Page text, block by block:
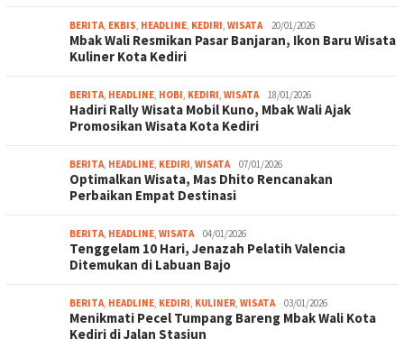
BERITA EKBIS HEADLINE KEDIRI WISATA 20/01/2026
Mbak Wali Resmikan Pasar Banjaran, Ikon Baru Wisata
Kuliner Kota Kediri
BERITA HEADLINE HOBI KEDIRI WISATA 18/01/2026
Hadiri Rally Wisata Mobil Kuno, Mbak Wali Ajak
Promosikan Wisata Kota Kediri
BERITA HEADLINE KEDIRI WISATA 07/01/2026
Optimalkan Wisata, Mas Dhito Rencanakan
Perbaikan Empat Destinasi
BERITA HEADLINE WISATA 04/01/2026
Tenggelam 10 Hari, Jenazah Pelatih Valencia
Ditemukan di Labuan Bajo
BERITA HEADLINE KEDIRI KULINER WISATA 03/01/2026
Menikmati Pecel Tumpang Bareng Mbak Wali Kota
Kediri di Jalan Stasiun